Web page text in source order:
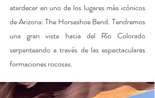
atardecer en uno de los lugares más icónicos
de Arizona: The Horseshoe Bend. Tendremos
una gran vista hacia del Río Colorado
serpenteando a través de las espectaculares
formaciones rocosas.